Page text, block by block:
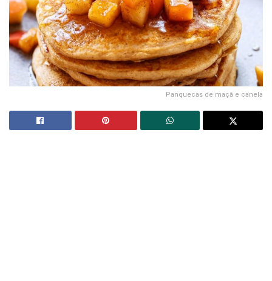
Panquecas de maçã e canela